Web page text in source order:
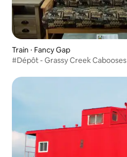
Train ⋅ Fancy Gap
#Dépôt - Grassy Creek Cabooses